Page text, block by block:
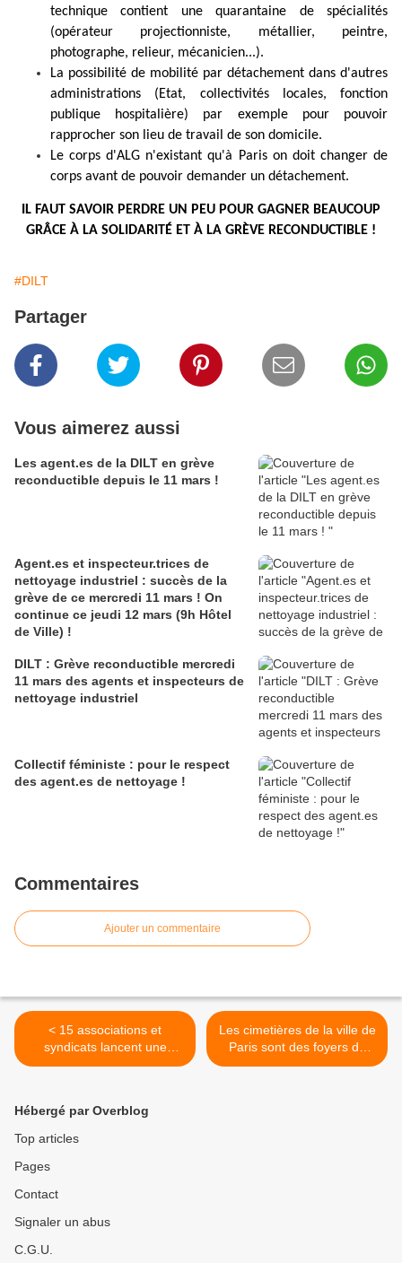
technique contient une quarantaine de spécialités
(opérateur projectionniste, métallier, peintre,
photographe, relieur, mécanicien...).
La possibilité de mobilité par détachement dans d'autres
administrations (Etat, collectivités locales, fonction
publique hospitalière) par exemple pour pouvoir
rapprocher son lieu de travail de son domicile.
Le corps d'ALG n'existant qu'à Paris on doit changer de
corps avant de pouvoir demander un détachement.
IL FAUT SAVOIR PERDRE UN PEU POUR GAGNER BEAUCOUP
GRÂCE À LA SOLIDARITÉ ET À LA GRÈVE RECONDUCTIBLE !
#DILT
Partager
Vous aimerez aussi
Les agent.es de la DILT en grève
reconductible depuis le 11 mars !
Agent.es et inspecteur.trices de
nettoyage industriel : succès de la
grève de ce mercredi 11 mars ! On
continue ce jeudi 12 mars (9h Hôtel
de Ville) !
DILT : Grève reconductible mercredi
11 mars des agents et inspecteurs de
nettoyage industriel
Collectif féministe : pour le respect
des agent.es de nettoyage !
Commentaires
Ajouter un commentaire
< 15 associations et
syndicats lancent une
pétition pour un Jour
#PlusJamaisCa, signons
#PourLeJourDapres
Les cimetières de la ville de
Paris sont des foyers de
propagation du coronavirus
Hébergé par Overblog
Top articles
Pages
Contact
Signaler un abus
C.G.U.